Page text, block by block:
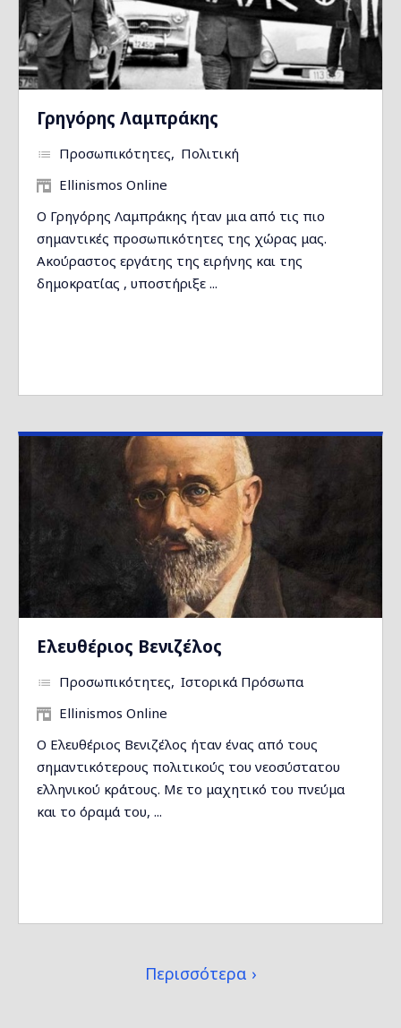
Γρηγόρης Λαμπράκης
Προσωπικότητες
Πολιτική
Ellinismos Online
Ο Γρηγόρης Λαμπράκης ήταν μια από τις πιο
σημαντικές προσωπικότητες της χώρας μας.
Ακούραστος εργάτης της ειρήνης και της
δημοκρατίας , υποστήριξε ...
Ελευθέριος Βενιζέλος
Προσωπικότητες Ιστορικά Πρόσωπα
Ellinismos Online
Ο Ελευθέριος Βενιζέλος ήταν ένας από τους
σημαντικότερους πολιτικούς του νεοσύστατου
ελληνικού κράτους. Με το μαχητικό του πνεύμα
και το όραμά του, ...
Περισσότερα